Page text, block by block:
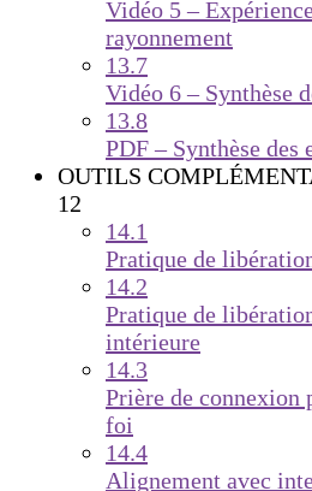
Vidéo 5 –
rayonnement
13.7
Vidéo 6 – Synthèse
13.8
PDF – Synthèse des
OUTILS
12
14.1
Pratique de
14.2
Pratique de
intérieure
14.3
Prière de connexion
foi
14.4
Alignement avec